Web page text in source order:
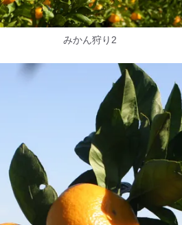
みかん狩り2